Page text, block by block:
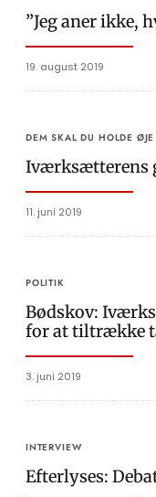
”Jeg aner ikke,
19. august 2019
DEM SKAL DU HOLDE
Iværksætterens
11. juni 2019
POLITIK
Bødskov:
for at tiltrække
3. juni 2019
INTERVIEW
Efterlyses: